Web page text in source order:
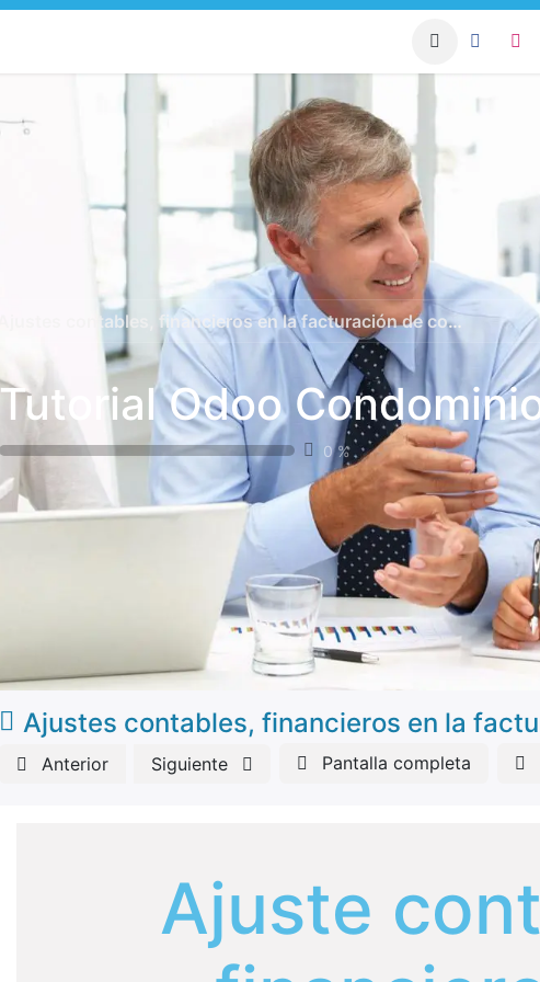
Asesorías para
Ajustes contables, financieros en la facturación de cobranza
Tutorial Odoo
0%
Ajustes contables, financieros en la
Anterior Siguiente Pantalla completa
Ajuste